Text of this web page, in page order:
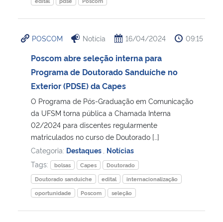
POSCOM Notícia 16/04/2024 09:15
Poscom abre seleção interna para
Programa de Doutorado Sanduíche no
Exterior (PDSE) da Capes
O Programa de Pós-Graduação em Comunicação
da UFSM torna pública a Chamada Interna
02/2024 para discentes regularmente
matriculados no curso de Doutorado […]
Categoria: Destaques Notícias
Tags:
bolsas Capes
Doutorado
Doutorado sanduiche
edital
internacionalização
oportunidade
Poscom seleção